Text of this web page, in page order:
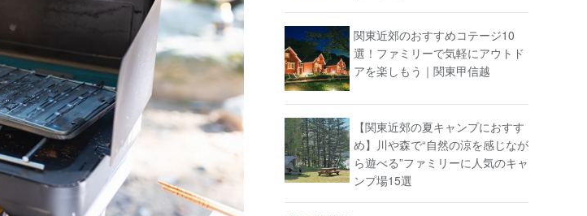
関東近郊のおすすめコテージ10
選！ファミリーで気軽にアウトド
アを楽しもう｜関東甲信越
【関東近郊の夏キャンプにおすす
め】川や森で“自然の涼を感じなが
ら遊べる”ファミリーに人気のキャ
ンプ場15選